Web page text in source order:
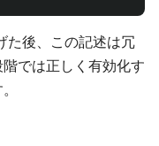
た後、この記述は冗
では正しく有効化す